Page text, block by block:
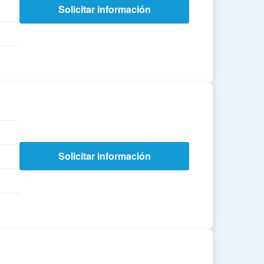
Solicitar información
Solicitar información